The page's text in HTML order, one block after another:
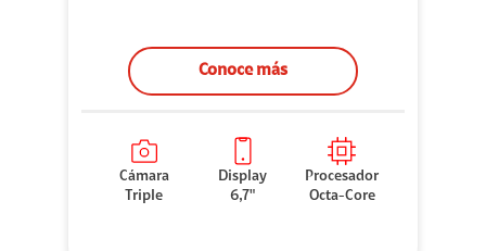
Conoce más
Cámara
Triple
Display
6,7"
Procesador
Octa-Core